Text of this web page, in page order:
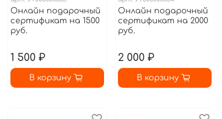
Онлайн подарочный
сертификат на 1500
руб.
1 500 ₽
В корзину
Онлайн подарочный
сертификат на 2000
руб.
2 000 ₽
В корзину